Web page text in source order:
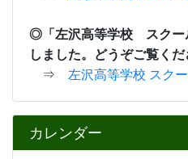
◎「左沢高等学校 スクー
しました。どうぞご覧くだ
⇒ 左沢高等学校 スク
カレンダー